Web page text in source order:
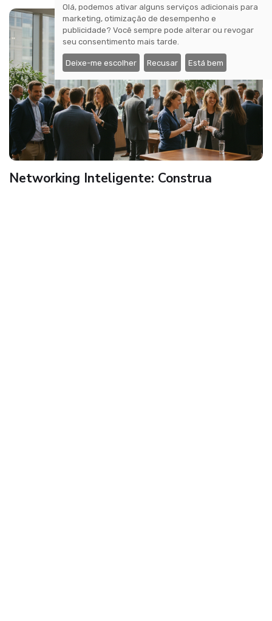
Networking Inteligente: Construa
Olá, podemos ativar alguns serviços adicionais para
marketing, otimização de desempenho e
publicidade? Você sempre pode alterar ou revogar
seu consentimento mais tarde.
Deixe-me escolher Recusar Está bem